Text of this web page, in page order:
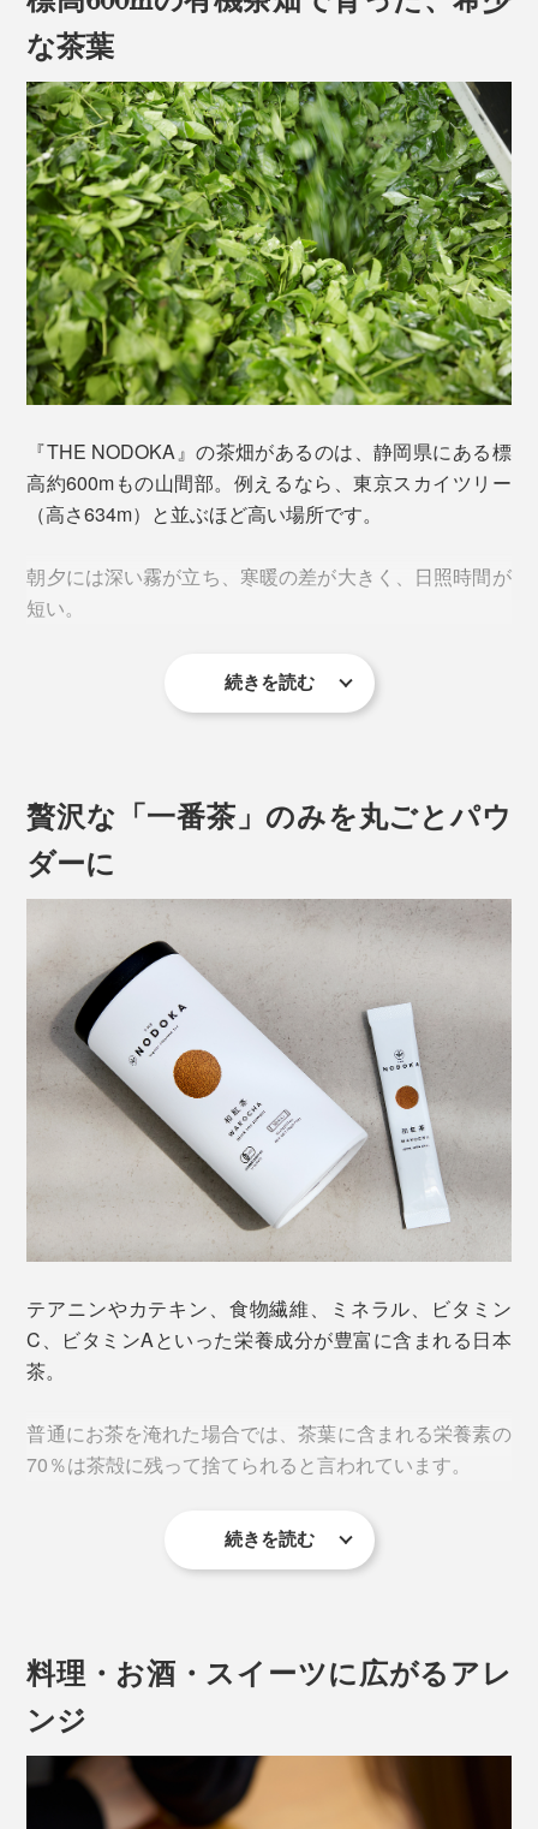
「いっぷくどうぞ。」の言葉には、心と体に染みこませ
るように茶を味わい、くつろいでほしい、という真心が
こめられているのだとか。
土壌の管理と栽培が極めて難しい無農薬有機の茶畑で、
番茶は、まさに“いっぷく”に相応しいお茶。
けるよう粉末に。
ウォーターボトル」は別売りです
水やお湯にさっと溶けて、香りも喉ごしもいい。
別売りの「ウォーターボトル」やお手持ちのボトルに、
1包（2g）とお水350mlを入れてシャカシャカ振るだけ
で、すぐに溶けておいしい。
な茶葉
『THE NODOKA』の茶畑があるのは、静岡県にある標
高約600mもの山間部。例えるなら、東京スカイツリー
（高さ634m）と並ぶほど高い場所です。
朝夕には深い霧が立ち、寒暖の差が大きく、日照時間が
短い。
そこは、無農薬有機でおいしい茶葉を栽培するための条
件と自然に恵まれた環境です。
農薬・化学肥料を一切使用しない『THE NODOKA』の
お茶は、国内でわずか3％しか認められていない
JAS（日本）、USDA（アメリカ）有機認証をともに取
得している希少な茶葉。
土壌や原材料、製造工程などの厳しい審査があるオーガ
ニック認証機関ですが、アメリカの有機認証（USDA）
はさらに厳しい審査が定期的に行われます。
それらを常にクリアしながら、土壌づくりから丁寧に育
てられたお茶だからこそ、茶葉のうまみや栄養を丸ごと
続きを読む
贅沢な「一番茶」のみを丸ごとパウ
ダーに
テアニンやカテキン、食物繊維、ミネラル、ビタミン
C、ビタミンAといった栄養成分が豊富に含まれる日本
茶。
普通にお茶を淹れた場合では、茶葉に含まれる栄養素の
70％は茶殻に残って捨てられると言われています。
無農薬有機栽培の『THE NODOKA』のお茶は、自信を
続きを読む
料理・お酒・スイーツに広がるアレ
ンジ